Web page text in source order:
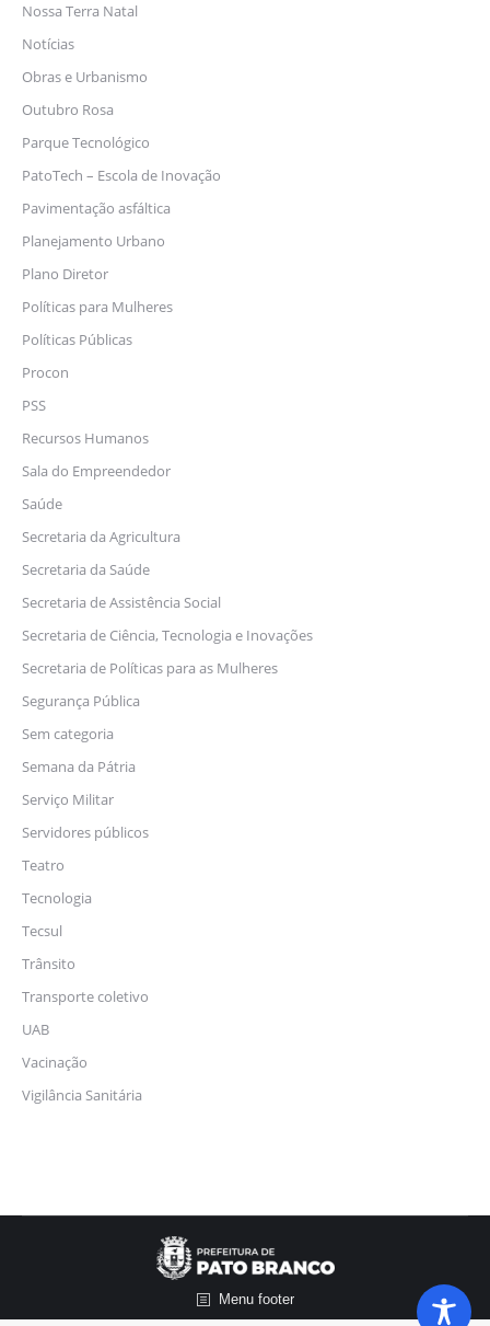
Nossa Terra Natal
Notícias
Obras e Urbanismo
Outubro Rosa
Parque Tecnológico
PatoTech – Escola de Inovação
Pavimentação asfáltica
Planejamento Urbano
Plano Diretor
Políticas para Mulheres
Políticas Públicas
Procon
PSS
Recursos Humanos
Sala do Empreendedor
Saúde
Secretaria da Agricultura
Secretaria da Saúde
Secretaria de Assistência Social
Secretaria de Ciência, Tecnologia e Inovações
Secretaria de Políticas para as Mulheres
Segurança Pública
Sem categoria
Semana da Pátria
Serviço Militar
Servidores públicos
Teatro
Tecnologia
Tecsul
Trânsito
Transporte coletivo
UAB
Vacinação
Vigilância Sanitária
Menu footer